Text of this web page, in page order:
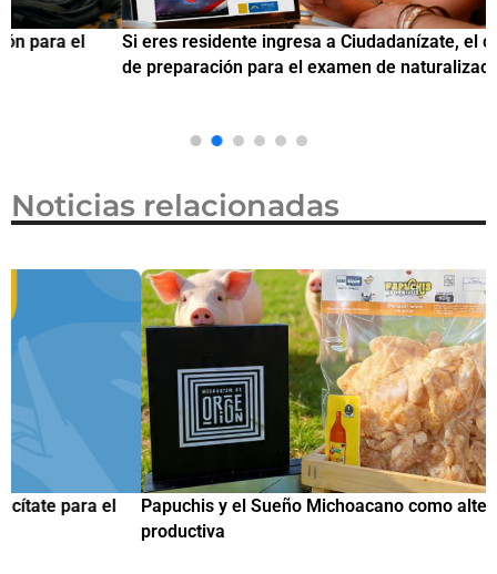
Si eres residente ingresa a Ciudadanízate, el curso gratuito
de preparación para el examen de naturalización en EUA
Noticias relacionadas
Papuchis y el Sueño Michoacano como alternativa